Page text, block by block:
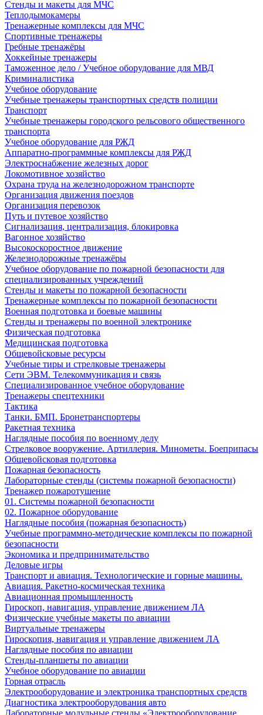
Стенды и макеты для МЧС
Теплодымокамеры
Тренажерные комплексы для МЧС
Спортивные тренажеры
Гребные тренажёры
Хоккейные тренажеры
Таможенное дело / Учебное оборудование для МВД
Криминалистика
Учебное оборудование
Учебные тренажеры транспортных средств полиции
Транспорт
Учебные тренажеры городского рельсового общественного
транспорта
Учебное оборудование для РЖД
Аппаратно-программные комплексы для РЖД
Электроснабжение железных дорог
Локомотивное хозяйство
Охрана труда на железнодорожном транспорте
Организация движения поездов
Организация перевозок
Путь и путевое хозяйство
Сигнализация, централизация, блокировка
Вагонное хозяйство
Высокоскоростное движение
Железнодорожные тренажёры
Учебное оборудование по пожарной безопасности для
специализированных учреждений
Стенды и макеты по пожарной безопасности
Тренажерные комплексы по пожарной безопасности
Военная подготовка и боевые машины
Стенды и тренажеры по военной электронике
Физическая подготовка
Медицинская подготовка
Общевойсковые ресурсы
Учебные тиры и стрелковые тренажеры
Сети ЭВМ. Телекоммуникация и связь
Специализированное учебное оборудование
Тренажеры спецтехники
Тактика
Танки. БМП. Бронетранспортеры
Ракетная техника
Наглядные пособия по военному делу
Стрелковое вооружение. Артиллерия. Минометы. Боеприпасы
Общевойсковая подготовка
Пожарная безопасность
Лабораторные стенды (системы пожарной безопасности)
Тренажер пожаротушение
01. Системы пожарной безопасности
02. Пожарное оборудование
Наглядные пособия (пожарная безопасность)
Учебные программно-методические комплексы по пожарной
безопасности
Экономика и предпринимательство
Деловые игры
Транспорт и авиация. Технологические и горные машины.
Авиация. Ракетно-космическая техника
Авиационная промышленность
Гироскоп, навигация, управление движением ЛА
Физические учебные макеты по авиации
Виртуальные тренажеры
Гироскопия, навигация и управление движением ЛА
Наглядные пособия по авиации
Стенды-планшеты по авиации
Учебное оборудование по авиации
Горная отрасль
Электрооборудование и электроника транспортных средств
Диагностика электрооборудования авто
Лабораторные модульные стенды «Электрооборудование